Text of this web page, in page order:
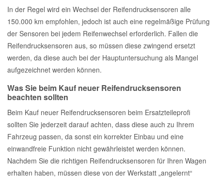
In der Regel wird ein Wechsel der Reifendrucksensoren alle
150.000 km empfohlen, jedoch ist auch eine regelmäßige Prüfung
der Sensoren bei jedem Reifenwechsel erforderlich. Fallen die
Reifendrucksensoren aus, so müssen diese zwingend ersetzt
werden, da diese auch bei der Hauptuntersuchung als Mangel
aufgezeichnet werden können.
Was Sie beim Kauf neuer Reifendrucksensoren
beachten sollten
Beim Kauf neuer Reifendrucksensoren beim Ersatzteileprofi
sollten Sie jederzeit darauf achten, dass diese auch zu Ihrem
Fahrzeug passen, da sonst ein korrekter Einbau und eine
einwandfreie Funktion nicht gewährleistet werden können.
Nachdem Sie die richtigen Reifendrucksensoren für Ihren Wagen
erhalten haben, müssen diese von der Werkstatt „angelernt“